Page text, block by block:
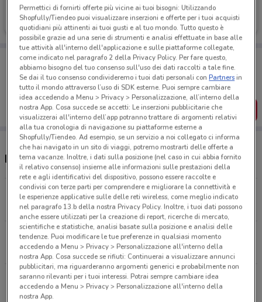
Parafarmacia Conad
Scade il 03/09
Porta DoveConviene sempre con te!
Puoi trovare le migliori offerte dei negozi vicino a te,
salvarle e creare la tua lista del risparmio, comodamente
dal tuo cellulare.
SCARICA L’APP
Negozi Parafarmacia Conad a Venezia
Via Don Federico Tosatto 22 Venezia
2.4 km
CHIUSO
Via Postumia Ovest, 76 San Biagio Di Callalta
22.5 km
CHIUSO
Via Fratelli Sanguinazzi, 1 Piove Di Sacco
26.1 km
CHIUSO
Permettici di fornirti offerte più vicine ai tuoi bisogni: Utilizzando
Shopfully/Tiendeo puoi visualizzare inserzioni e offerte per i tuoi acquisti
quotidiani più attinenti ai tuoi gusti e al tuo mondo. Tutto questo è
possibile grazie ad una serie di strumenti e analisi effettuate in base alle
tue attività all'interno dell'applicazione e sulle piattaforme collegate,
come indicato nel paragrafo 2 della Privacy Policy. Per fare questo,
abbiamo bisogno del tuo consenso sull'uso dei dati raccolti a tale fine.
Se dai il tuo consenso condivideremo i tuoi dati personali conPartnersin
tutto il mondo attraverso l’uso di SDK esterne. Puoi sempre cambiare
idea accedendo a Menu > Privacy > Personalizzazione, all’interno della
nostra App. Cosa succede se accetti: Le inserzioni pubblicitarie che
visualizzerai all'interno dell’app potranno trattare di argomenti relativi
alla tua cronologia di navigazione su piattaforme esterne a
Shopfully/Tiendeo. Ad esempio, se un servizio a noi collegato ci informa
che hai navigato in un sito di viaggi, potremo mostrarti delle offerte a
tema vacanze. Inoltre, i dati sulla posizione (nel caso in cui abbia fornito
il relativo consenso) insieme alle informazioni sulle prestazioni della
rete e agli identificativi del dispositivo, possono essere raccolte e
condivisi con terze parti per comprendere e migliorare la connettività e
le esperienze applicative sulle delle reti wireless, come meglio indicato
nel paragrafo 13.b della nostra Privacy Policy. Inoltre, i tuoi dati possono
anche essere utilizzati per la creazione di report, ricerche di mercato,
scientifiche e statistiche, analisi basate sulla posizione e analisi delle
tendenze. Puoi modificare le tue preferenze in qualsiasi momento
accedendo a Menu > Privacy > Personalizzazione all'interno della
nostra App. Cosa succede se rifiuti: Continuerai a visualizzare annunci
pubblicitari, ma riguarderanno argomenti generici e probabilmente non
saranno rilevanti per i tuoi interessi. Potrai sempre cambiare idea
accedendo a Menu > Privacy > Personalizzazione all'interno della
nostra App.